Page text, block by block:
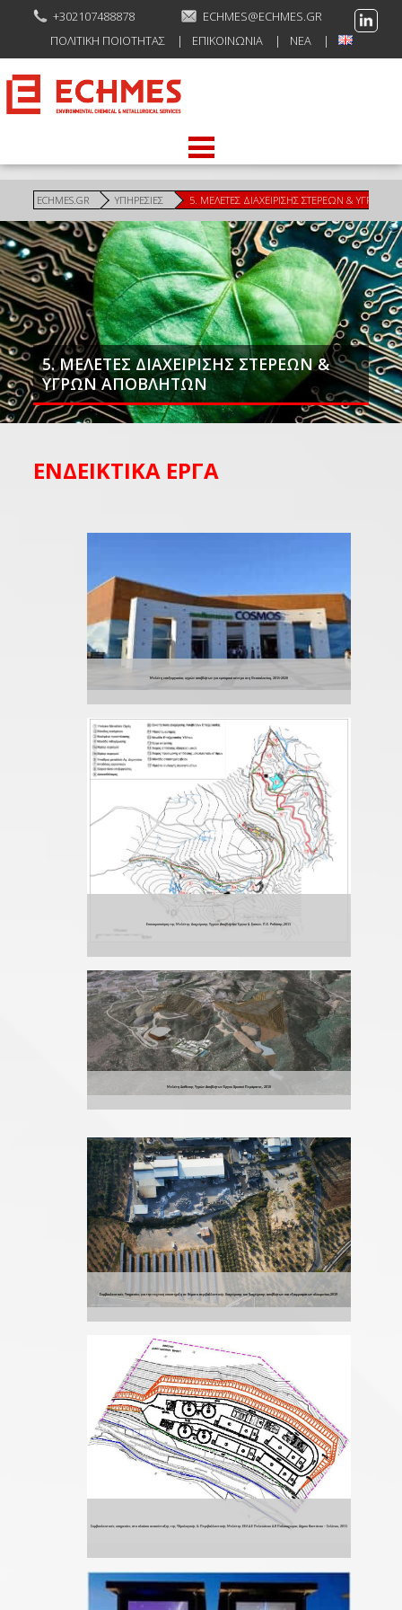
+302107488878
ECHMES@ECHMES.GR
ΠΟΛΙΤΙΚΉ ΠΟΙΌΤΗΤΑΣ
ΕΠΙΚΟΙΝΩΝΊΑ ΝΈΑ
ECHMES.GR ΥΠΗΡΕΣΊΕΣ 5. ΜΕΛΕΤΕΣ ΔΙΑΧΕΙΡΙΣΗΣ ΣΤΕΡΕΩΝ & ΥΓΡΩΝ
5. ΜΕΛΕΤΕΣ ΔΙΑΧΕΙΡΙΣΗΣ ΣΤΕΡΕΩΝ &
ΥΓΡΩΝ ΑΠΟΒΛΗΤΩΝ
ΕΝΔΕΙΚΤΙΚΑ ΕΡΓΑ
Μελέτη επεξεργασίας υγρών αποβλήτων για εμπορικό κέντρο στη Θεσσαλονίκη, 2015-2020
Επικαιροποίηση της Μελέτης Διαχείρισης Υγρών Αποβλήτων Έργου Δ. Σαπών, Π.Ε. Ροδόπης,2011
Μελέτη Διάθεσης Υγρών Αποβλήτων Έργου Χρυσού Περάματος, 2010
Συμβουλευτικές Υπηρεσίες για την τεχνική υποστήριξη σε θέματα περιβαλλοντικής διαχείρισης και διαχείρισης αποβλήτων και εξαφρισμάτων αλουμινίου,2019
Συμβουλευτικές υπηρεσίες στο πλαίσιο ανασύνταξης της Υδρολογικής & Περιβαλλοντικής Μελέτης ΕΕΛ Δ.Ε Πελεκάνου Δ.Κ Παλαιοχώρας Δήμου Καντάνου – Σελίνου, 2011